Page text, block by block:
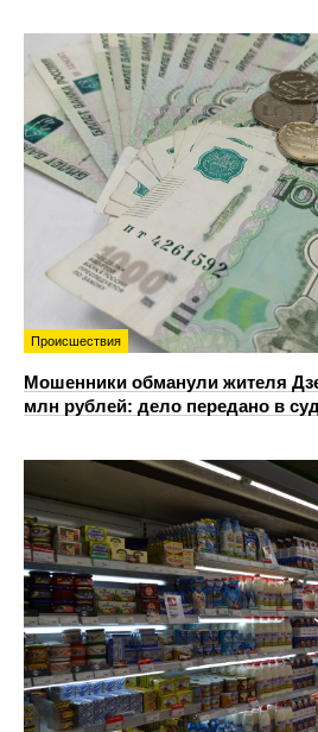
Происшествия
Мошенники обманули жителя
млн рублей: дело передано в